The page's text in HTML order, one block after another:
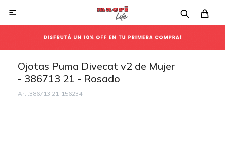

Ojotas Puma Divecat v2 de Mujer
- 386713 21 - Rosado
386713 21-156234